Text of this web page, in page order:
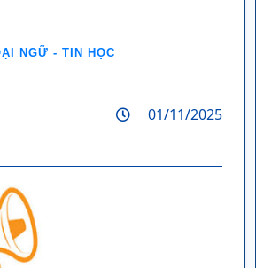
NGỮ - TIN HỌC
01/11/2025